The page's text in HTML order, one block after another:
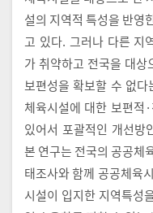
설의 지역적 특성을 반영
고 있다. 그러나 다른 지
가 취약하고 전국을 대
보편성을 확보할 수 없
체육시설에 대한 보편적
있어서 포괄적인 개선방
본 연구는 전국의 공공체
태조사와 함께 공공체육
시설이 입지한 지역특성